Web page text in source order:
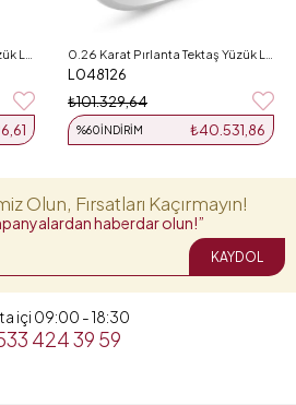
L048126
₺40.531,86
%60İNDIRIM
₺101.329,64
Olun, Fırsatları Kaçırmayın!
haberdar olun!”
KAYDOL
içi 09:00 - 18:30
424 39 59